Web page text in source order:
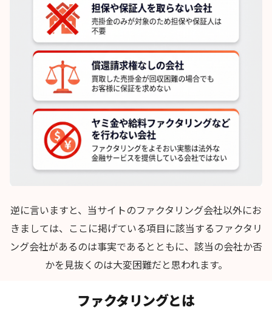
逆に言いますと、当サイトのファクタリング会社以外にお
きましては、ここに掲げている項目に該当するファクタリ
ング会社があるのは事実であるとともに、該当の会社か否
かを見抜くのは大変困難だと思われます。
ファクタリングとは